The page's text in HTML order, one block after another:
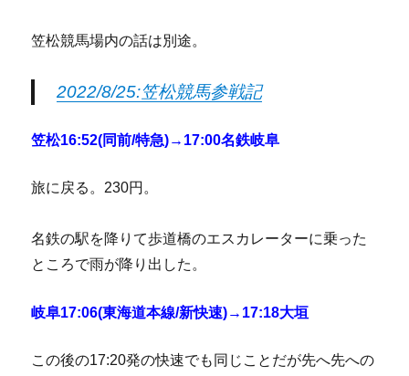
笠松競馬場内の話は別途。
2022/8/25:笠松競馬参戦記
笠松16:52(同前/特急)→17:00名鉄岐阜
旅に戻る。230円。
名鉄の駅を降りて歩道橋のエスカレーターに乗った
ところで雨が降り出した。
岐阜17:06(東海道本線/新快速)→17:18大垣
この後の17:20発の快速でも同じことだが先へ先への